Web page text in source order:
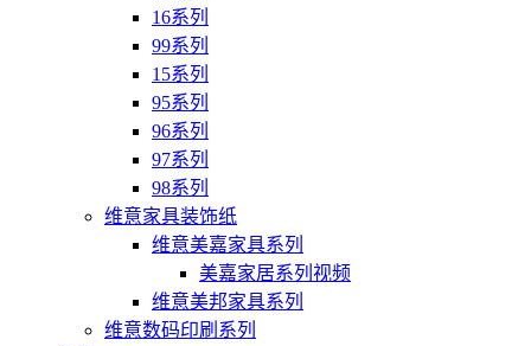
16系列
99系列
15系列
95系列
96系列
97系列
98系列
维意家具装饰纸
维意美嘉家具系列
美嘉家居系列视频
维意美邦家具系列
维意数码印刷系列